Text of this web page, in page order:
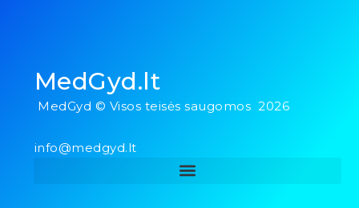
MedGyd.lt
MedGyd © Visos teisės saugomos 2026
info@medgyd.lt